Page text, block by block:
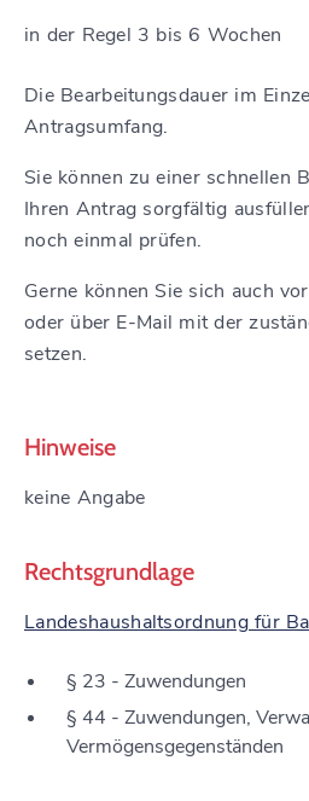
in der Regel 3 bis 6 Wochen
Die Bearbeitungsdauer im
Antragsumfang.
Sie können zu einer schnellen
Ihren Antrag sorgfältig
noch einmal prüfen.
Gerne können Sie sich auch
oder über E-Mail mit der
setzen.
Hinweise
keine Angabe
Rechtsgrundlage
Landeshaushaltsordnung für
§ 23 - Zuwendungen
§ 44 - Zuwendungen,
Vermögensgegenständen